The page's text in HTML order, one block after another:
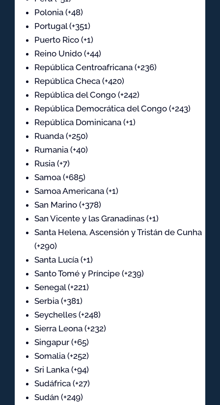
Polonia (+48)
Portugal (+351)
Puerto Rico (+1)
Reino Unido (+44)
República Centroafricana (+236)
República Checa (+420)
República del Congo (+242)
República Democrática del Congo (+243)
República Dominicana (+1)
Ruanda (+250)
Rumania (+40)
Rusia (+7)
Samoa (+685)
Samoa Americana (+1)
San Marino (+378)
San Vicente y las Granadinas (+1)
Santa Helena, Ascensión y Tristán de Cunha
(+290)
Santa Lucía (+1)
Santo Tomé y Príncipe (+239)
Senegal (+221)
Serbia (+381)
Seychelles (+248)
Sierra Leona (+232)
Singapur (+65)
Somalia (+252)
Sri Lanka (+94)
Sudáfrica (+27)
Sudán (+249)